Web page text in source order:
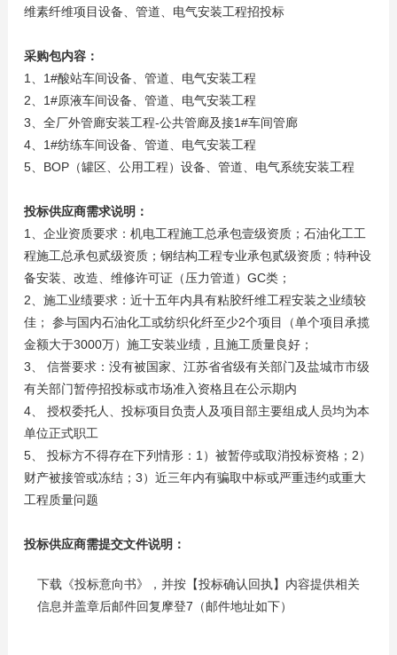
维素纤维项目设备、管道、电气安装工程招投标
采购包内容：
1、1#酸站车间设备、管道、电气安装工程
2、1#原液车间设备、管道、电气安装工程
3、全厂外管廊安装工程-公共管廊及接1#车间管廊
4、1#纺练车间设备、管道、电气安装工程
5、BOP（罐区、公用工程）设备、管道、电气系统安装工程
投标供应商需求说明：
1、企业资质要求：机电工程施工总承包壹级资质；石油化工工
程施工总承包贰级资质；钢结构工程专业承包贰级资质；特种设
备安装、改造、维修许可证（压力管道）GC类；
2、施工业绩要求：近十五年内具有粘胶纤维工程安装之业绩较
佳； 参与国内石油化工或纺织化纤至少2个项目（单个项目承揽
金额大于3000万）施工安装业绩，且施工质量良好；
3、 信誉要求：没有被国家、江苏省省级有关部门及盐城市市级
有关部门暂停招投标或市场准入资格且在公示期内
4、 授权委托人、投标项目负责人及项目部主要组成人员均为本
单位正式职工
5、 投标方不得存在下列情形：1）被暂停或取消投标资格；2）
财产被接管或冻结；3）近三年内有骗取中标或严重违约或重大
工程质量问题
投标供应商需提交文件说明：
下载《投标意向书》，并按【投标确认回执】内容提供相关
信息并盖章后邮件回复摩登7（邮件地址如下）